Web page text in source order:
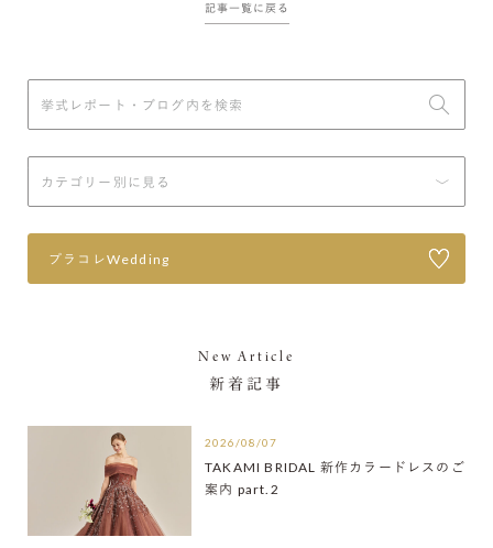
記事一覧に戻る
プラコレWedding
New Article
新着記事
2026/08/07
TAKAMI BRIDAL 新作カラードレスのご
案内 part.2